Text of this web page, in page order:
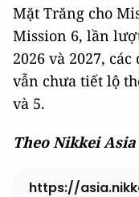
Mặt Trăng cho
Mission 6, lần
2026 và 2027,
vẫn chưa tiết lộ
và 5.
Theo Nikkei Asia
https://